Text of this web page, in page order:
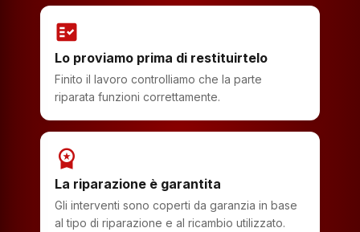
fact_check
Lo proviamo prima di restituirtelo
Finito il lavoro controlliamo che la parte
riparata funzioni correttamente.
workspace_premium
La riparazione è garantita
Gli interventi sono coperti da garanzia in base
al tipo di riparazione e al ricambio utilizzato.